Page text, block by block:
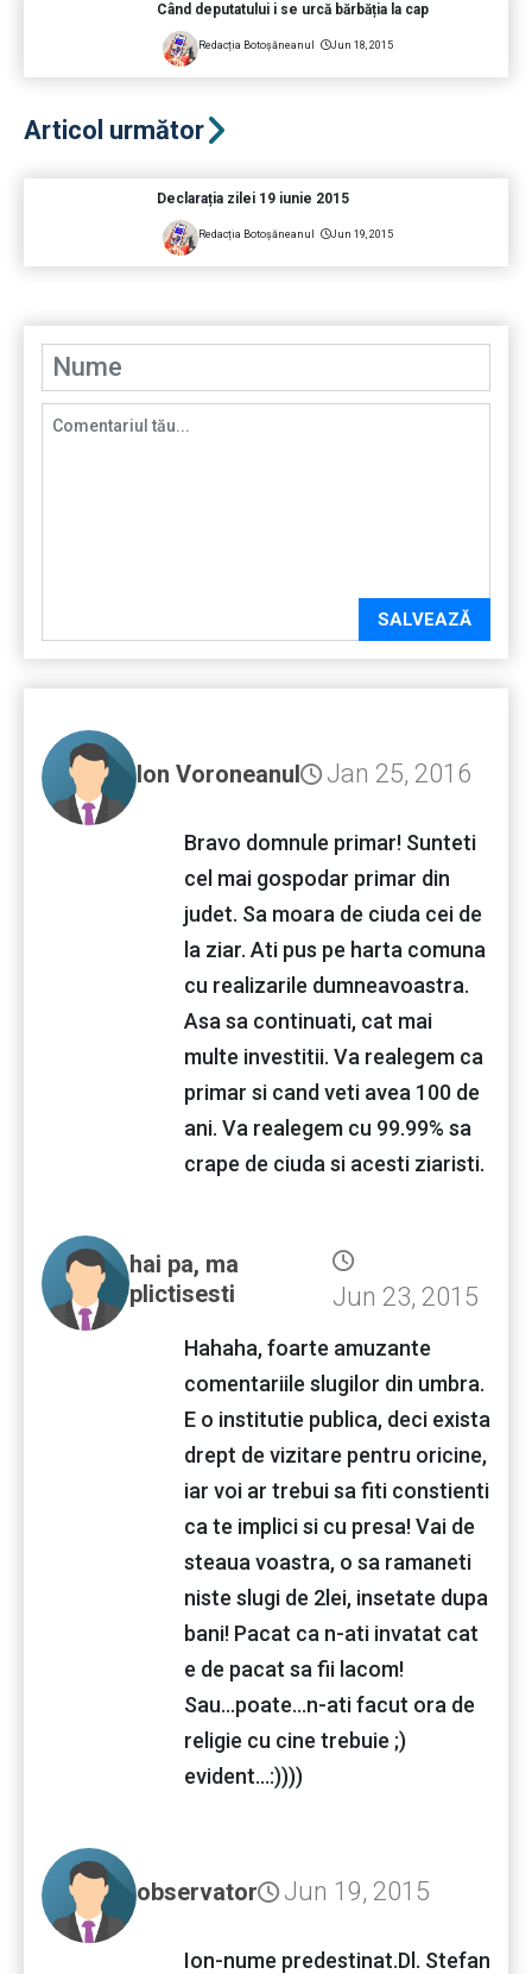
Când deputatului i se urcă bărbăția la cap
Redacția Botoșăneanul Jun 18, 2015
Articol următor
Declarația zilei 19 iunie 2015
Redacția Botoșăneanul Jun 19, 2015
SALVEAZĂ
Ion Voroneanul Jan 25, 2016
Bravo domnule primar! Sunteti
cel mai gospodar primar din
judet. Sa moara de ciuda cei de
la ziar. Ati pus pe harta comuna
cu realizarile dumneavoastra.
Asa sa continuati, cat mai
multe investitii. Va realegem ca
primar si cand veti avea 100 de
ani. Va realegem cu 99.99% sa
crape de ciuda si acesti ziaristi.
hai pa, ma
plictisesti
Jun 23, 2015
Hahaha, foarte amuzante
comentariile slugilor din umbra.
E o institutie publica, deci exista
drept de vizitare pentru oricine,
iar voi ar trebui sa fiti constienti
ca te implici si cu presa! Vai de
steaua voastra, o sa ramaneti
niste slugi de 2lei, insetate dupa
bani! Pacat ca n-ati invatat cat
e de pacat sa fii lacom!
Sau...poate...n-ati facut ora de
religie cu cine trebuie ;)
evident...:))))
observator Jun 19, 2015
Ion-nume predestinat.Dl. Stefan